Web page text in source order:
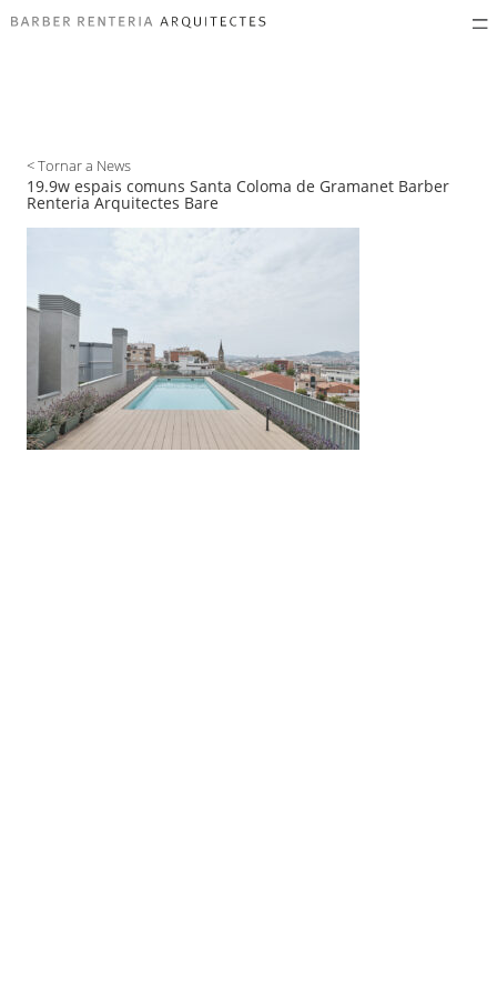
< Tornar a News
19.9w espais comuns Santa Coloma de Gramanet Barber
Renteria Arquitectes Bare